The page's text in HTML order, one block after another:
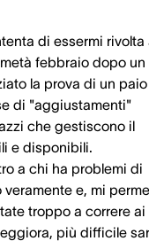
di essermi rivolta
febbraio dopo un
la prova di un
di "aggiustamenti"
che gestiscono il
e disponibili.
a chi ha problemi di
e, mi
troppo a correre ai
più difficile